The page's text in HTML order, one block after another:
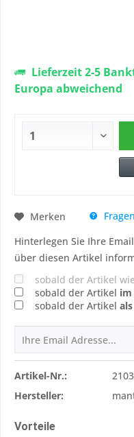
Lieferzeit 2-5
Europa abweichend
Merken
Hinterlegen Sie Ihre
über diesen Artikel
sobald der Artikel
sobald der Artikel im
sobald der Artikel
Artikel-Nr.:
Hersteller:
Vorteile